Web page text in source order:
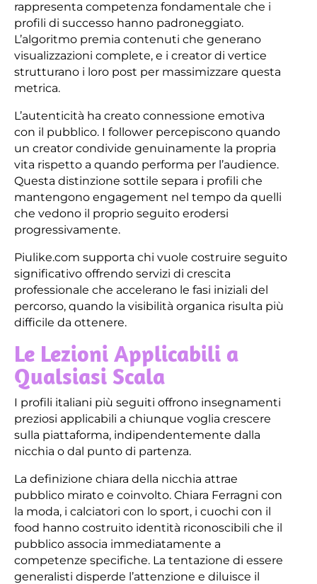
rappresenta competenza fondamentale che i
profili di successo hanno padroneggiato.
L’algoritmo premia contenuti che generano
visualizzazioni complete, e i creator di vertice
strutturano i loro post per massimizzare questa
metrica.
L’autenticità ha creato connessione emotiva
con il pubblico. I follower percepiscono quando
un creator condivide genuinamente la propria
vita rispetto a quando performa per l’audience.
Questa distinzione sottile separa i profili che
mantengono engagement nel tempo da quelli
che vedono il proprio seguito erodersi
progressivamente.
Piulike.com supporta chi vuole costruire seguito
significativo offrendo servizi di crescita
professionale che accelerano le fasi iniziali del
percorso, quando la visibilità organica risulta più
difficile da ottenere.
Le Lezioni Applicabili a
Qualsiasi Scala
I profili italiani più seguiti offrono insegnamenti
preziosi applicabili a chiunque voglia crescere
sulla piattaforma, indipendentemente dalla
nicchia o dal punto di partenza.
La definizione chiara della nicchia attrae
pubblico mirato e coinvolto. Chiara Ferragni con
la moda, i calciatori con lo sport, i cuochi con il
food hanno costruito identità riconoscibili che il
pubblico associa immediatamente a
competenze specifiche. La tentazione di essere
generalisti disperde l’attenzione e diluisce il